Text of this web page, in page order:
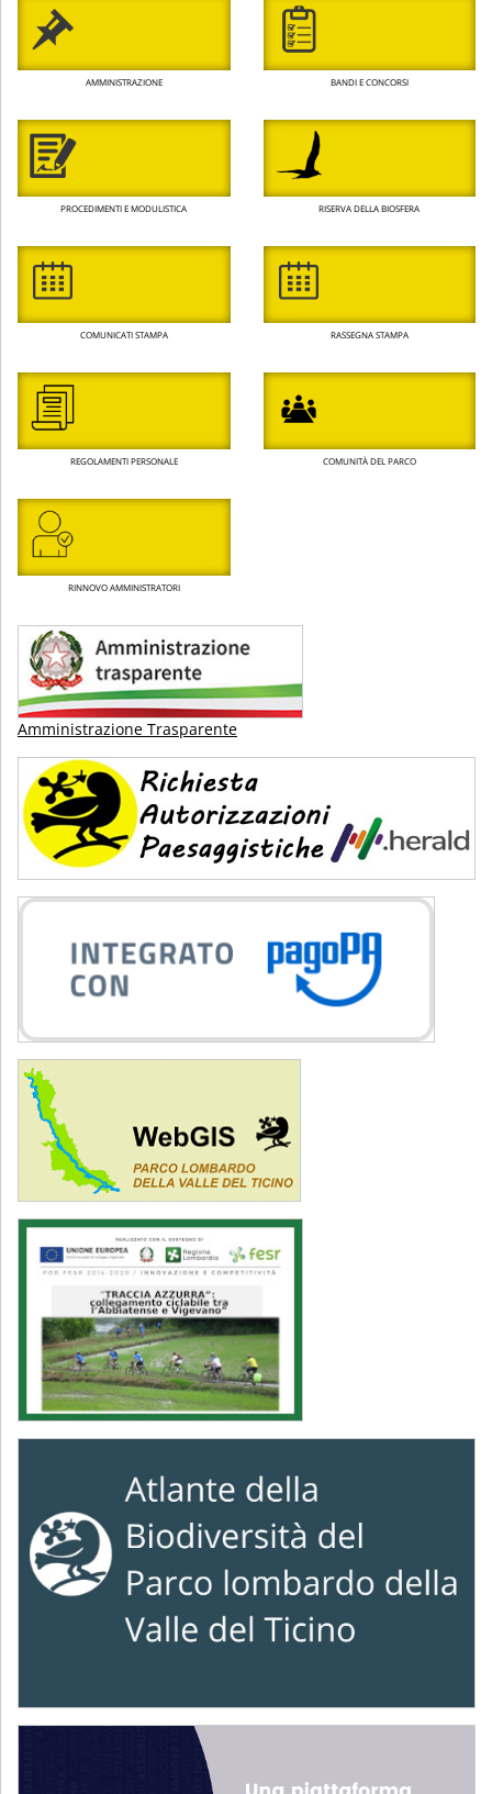
AMMINISTRAZIONE BANDI E CONCORSI
PROCEDIMENTI E MODULISTICA RISERVA DELLA BIOSFERA
COMUNICATI STAMPA RASSEGNA STAMPA
REGOLAMENTI PERSONALE COMUNITÀ DEL PARCO
RINNOVO AMMINISTRATORI
Amministrazione Trasparente